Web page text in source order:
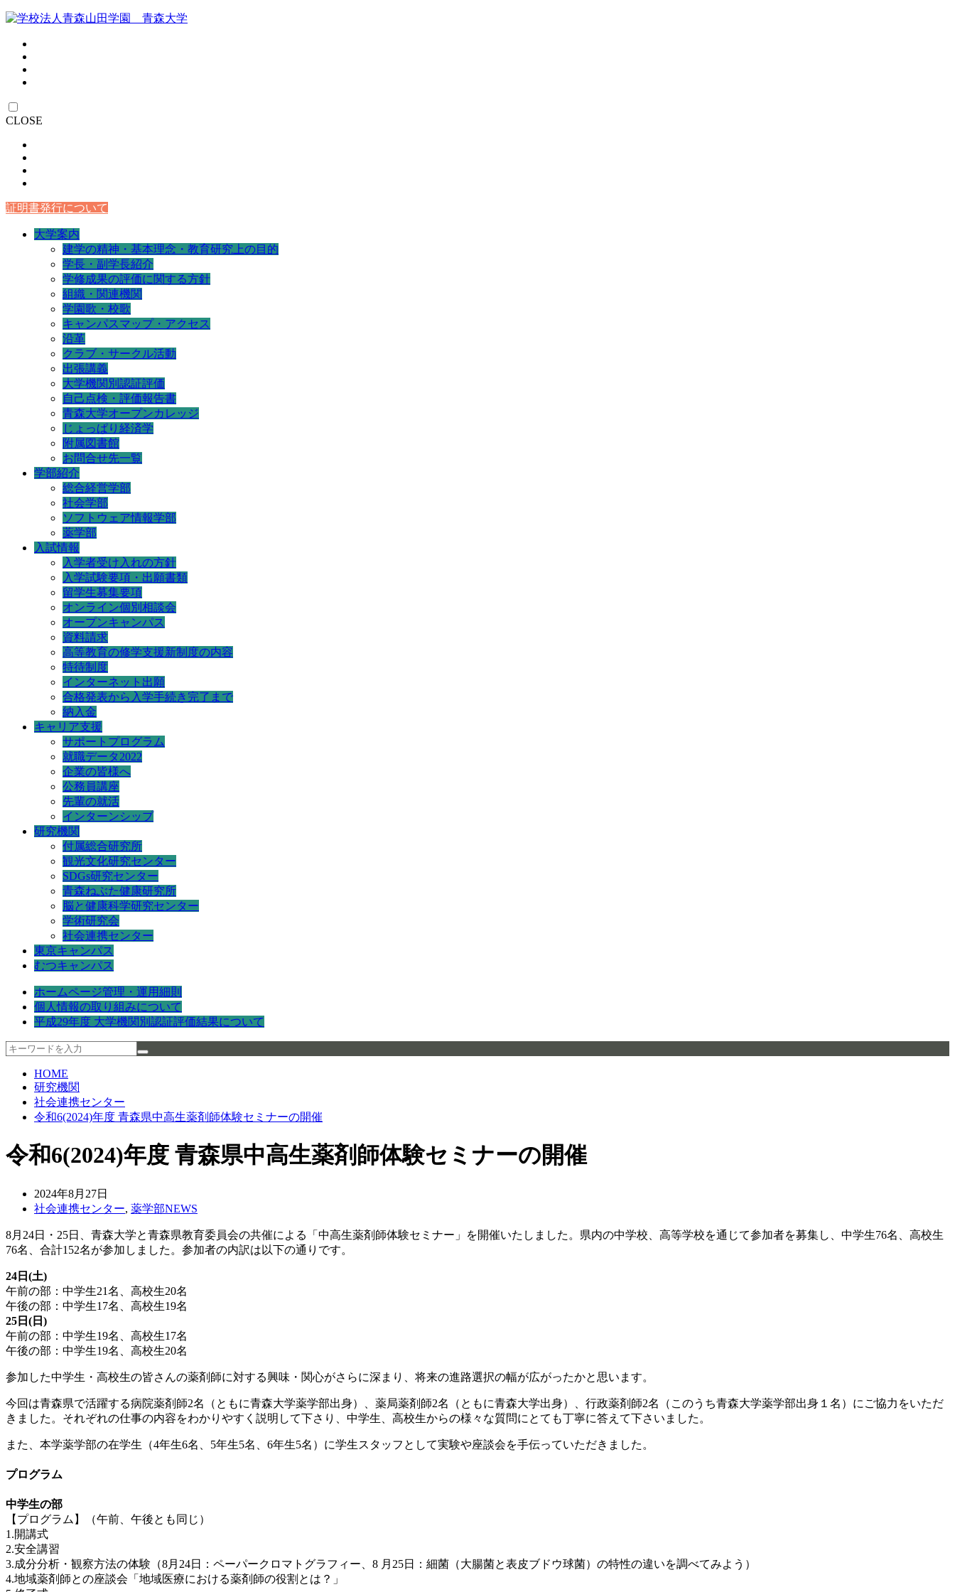
CLOSE
証明書発行について
大学案内
建学の精神・基本理念・教育研究上の目的
学長・副学長紹介
学修成果の評価に関する方針
組織・関連機関
学園歌・校歌
キャンパスマップ・アクセス
沿革
クラブ・サークル活動
出張講義
大学機関別認証評価
自己点検・評価報告書
青森大学オープンカレッジ
じょっぱり経済学
附属図書館
お問合せ先一覧
学部紹介
総合経営学部
社会学部
ソフトウェア情報学部
薬学部
入試情報
入学者受け入れの方針
入学試験要項・出願書類
留学生募集要項
オンライン個別相談会
オープンキャンパス
資料請求
高等教育の修学支援新制度の内容
特待制度
インターネット出願
合格発表から入学手続き完了まで
納入金
キャリア支援
サポートプログラム
就職データ2022
企業の皆様へ
公務員講座
先輩の就活
インターンシップ
研究機関
付属総合研究所
観光文化研究センター
SDGs研究センター
青森ねぶた健康研究所
脳と健康科学研究センター
学術研究会
社会連携センター
東京キャンパス
むつキャンパス
ホームページ管理・運用細則
個人情報の取り組みについて
平成29年度 大学機関別認証評価結果について
HOME
研究機関
社会連携センター
令和6(2024)年度 青森県中高生薬剤師体験セミナーの開催
令和6(2024)年度 青森県中高生薬剤師体験セミナーの開催
2024年8月27日
社会連携センター, 薬学部NEWS
8月24日・25日、青森大学と青森県教育委員会の共催による「中高生薬剤師体験セミナー」を開催いたしました。県内の中学校、高等学校を通じて参加者を募集し、中学生76名、高校生
76名、合計152名が参加しました。参加者の内訳は以下の通りです。
24日(土)
午前の部：中学生21名、高校生20名
午後の部：中学生17名、高校生19名
25日(日)
午前の部：中学生19名、高校生17名
午後の部：中学生19名、高校生20名
参加した中学生・高校生の皆さんの薬剤師に対する興味・関心がさらに深まり、将来の進路選択の幅が広がったかと思います。
今回は青森県で活躍する病院薬剤師2名（ともに青森大学薬学部出身）、薬局薬剤師2名（ともに青森大学出身）、行政薬剤師2名（このうち青森大学薬学部出身１名）にご協力をいただ
きました。それぞれの仕事の内容をわかりやすく説明して下さり、中学生、高校生からの様々な質問にとても丁寧に答えて下さいました。
また、本学薬学部の在学生（4年生6名、5年生5名、6年生5名）に学生スタッフとして実験や座談会を手伝っていただきました。
プログラム
中学生の部
【プログラム】（午前、午後とも同じ）
1.開講式
2.安全講習
3.成分分析・観察方法の体験（8月24日：ペーパークロマトグラフィー、8 月25日：細菌（大腸菌と表皮ブドウ球菌）の特性の違いを調べてみよう）
4.地域薬剤師との座談会「地域医療における薬剤師の役割とは？」